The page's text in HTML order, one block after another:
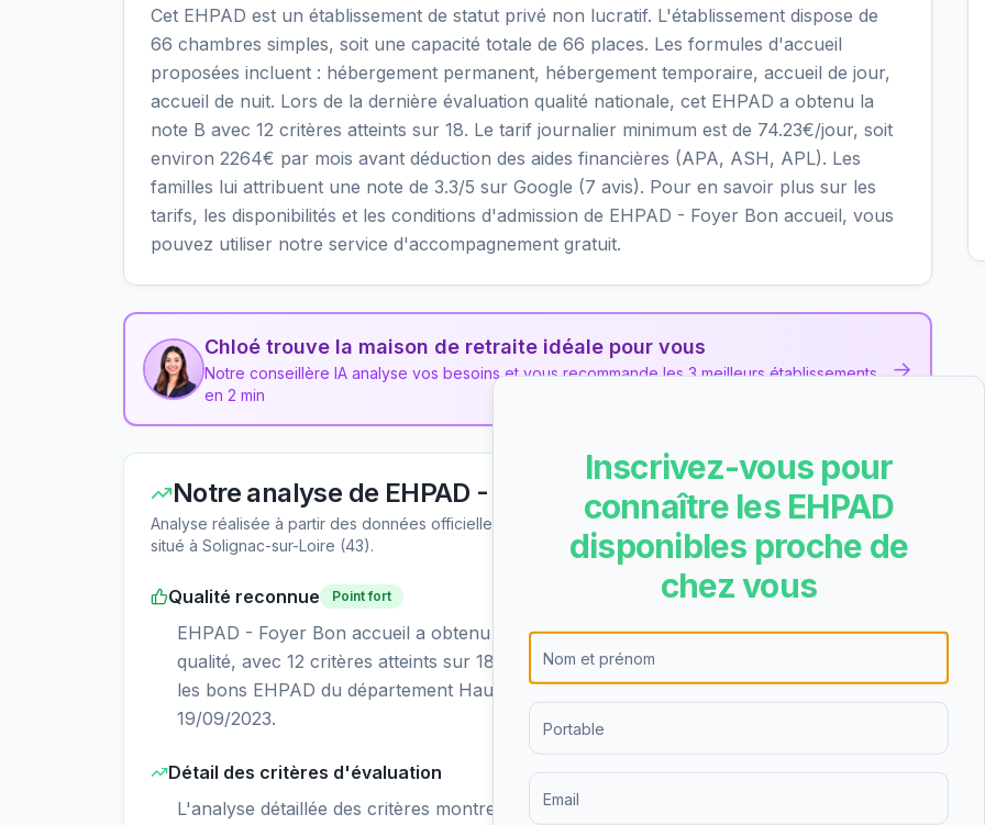
Cet EHPAD est un établissement de statut privé non lucratif. L'établissement dispose de
66 chambres simples, soit une capacité totale de 66 places. Les formules d'accueil
proposées incluent : hébergement permanent, hébergement temporaire, accueil de jour,
accueil de nuit. Lors de la dernière évaluation qualité nationale, cet EHPAD a obtenu la
note B avec 12 critères atteints sur 18. Le tarif journalier minimum est de 74.23€/jour, soit
environ 2264€ par mois avant déduction des aides financières (APA, ASH, APL). Les
familles lui attribuent une note de 3.3/5 sur Google (7 avis). Pour en savoir plus sur les
tarifs, les disponibilités et les conditions d'admission de EHPAD - Foyer Bon accueil, vous
pouvez utiliser notre service d'accompagnement gratuit.
Chloé trouve la maison de retraite idéale pour vous
Notre conseillère IA analyse vos besoins et vous recommande les 3 meilleurs établissements
en 2 min
→
Notre analyse de EHPAD - Foyer Bon accueil
Analyse réalisée à partir des données officielles et des avis collectés pour cet EHPADprivé non lucratif
situé à Solignac-sur-Loire (43).
Qualité reconnue Point fort
EHPAD - Foyer Bon accueil a obtenu la note B lors de l'évaluation nationale de
qualité, avec 12 critères atteints sur 18 (67%). Cette note place l'établissement parmi
les bons EHPAD du département Haute-Loire. La dernière évaluation date du
19/09/2023.
Détail des critères d'évaluation
L'analyse détaillée des critères montre les résultats suivants pour EHPAD - Foyer Bon
Inscrivez-vous pour
connaître les EHPAD
disponibles proche de
chez vous